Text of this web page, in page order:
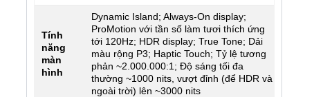
Tính
năng
màn
hình
Dynamic Island; Always-On display;
ProMotion với tần số làm tươi thích ứng
tới 120Hz; HDR display; True Tone; Dải
màu rộng P3; Haptic Touch; Tỷ lệ tương
phản ~2.000.000:1; Độ sáng tối đa
thường ~1000 nits, vượt đỉnh (để HDR và
ngoài trời) lên ~3000 nits